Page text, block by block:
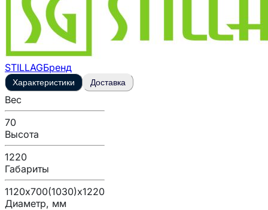
STILLAGБренд
Характеристики Доставка
Вес
70
Высота
1220
Габариты
1120х700(1030)х1220
Диаметр, мм